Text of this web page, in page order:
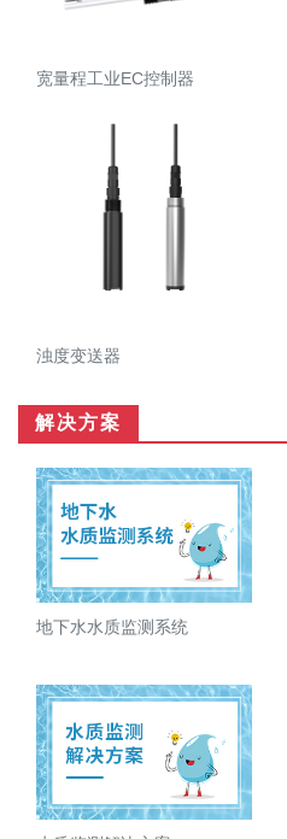
宽量程工业EC控制器
浊度变送器
解决方案
地下水水质监测系统